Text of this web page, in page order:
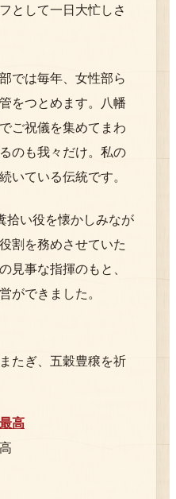
として一日大忙しさ
では毎年、女性部ら
をつとめます。八幡
ご祝儀を集めてまわ
のも我々だけ。私の
いている伝統です。
拾い役を懐かしみなが
割を務めさせていた
見事な指揮のもと、
ができました。
たぎ、五穀豊穣を祈